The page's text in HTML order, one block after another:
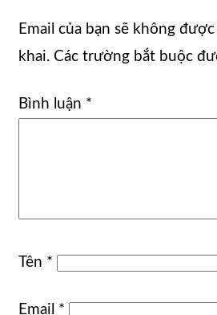
Email của bạn sẽ không
khai. Các trường bắt buộc
Bình luận *
Tên *
Email *